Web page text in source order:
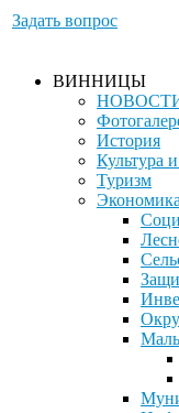
Задать вопрос
ВИННИЦЫ
История
Культура
Туризм
Экономика